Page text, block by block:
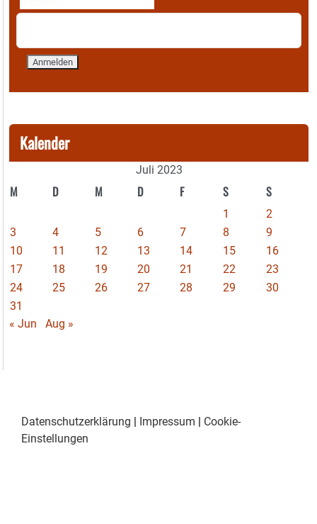
Kalender
Juli 2023
M D M D F S S
1
2
3
4 5 6 7 8
9
10
11 12 13 14 15
16
17
18 19 20 21 22
23
24
25 26 27 28 29
30
31
« Jun
Aug »
Datenschutzerklärung Impressum
Cookie-
Einstellungen